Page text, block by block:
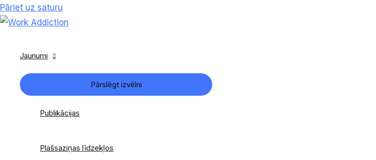
Pāriet uz saturu
Jaunumi
Pārslēgt izvēlni
Publikācijas
Plašsaziņas līdzekļos